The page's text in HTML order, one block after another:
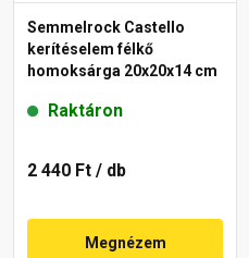
Semmelrock Castello
kerítéselem félkő
homoksárga 20x20x14 cm
Raktáron
2 440 Ft / db
Megnézem